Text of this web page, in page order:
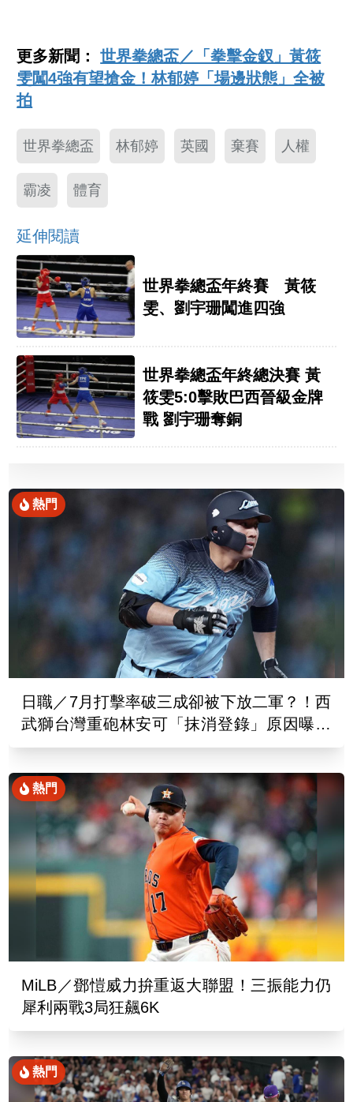
更多新聞：世界拳總盃／「拳擊金釵」黃筱
雯闖4強有望搶金！林郁婷「場邊狀態」全被
拍
世界拳總盃 林郁婷 英國 棄賽 人權
霸凌 體育
延伸閱讀
世界拳總盃年終賽 黃筱
雯、劉宇珊闖進四強
世界拳總盃年終總決賽 黃
筱雯5:0擊敗巴西晉級金牌
戰 劉宇珊奪銅
熱門
日職／7月打擊率破三成卻被下放二軍？！西
武獅台灣重砲林安可「抹消登錄」原因曝光
了
熱門
MiLB／鄧愷威力拚重返大聯盟！三振能力仍
犀利兩戰3局狂飆6K
熱門